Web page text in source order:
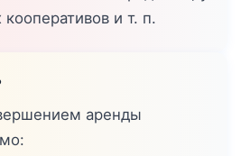
и т. п.
аренды